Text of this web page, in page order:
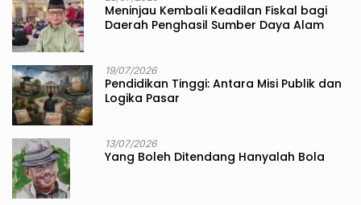
Meninjau Kembali Keadilan Fiskal bagi
Daerah Penghasil Sumber Daya Alam
19/07/2026
Pendidikan Tinggi: Antara Misi Publik dan
Logika Pasar
13/07/2026
Yang Boleh Ditendang Hanyalah Bola